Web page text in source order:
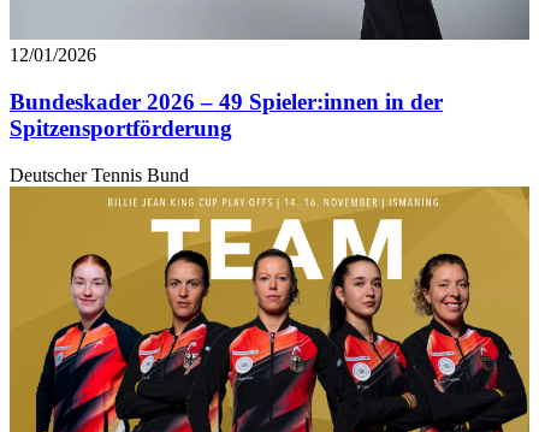
12/01/2026
Bundeskader 2026 – 49 Spieler:innen in der
Spitzensportförderung
Deutscher Tennis Bund